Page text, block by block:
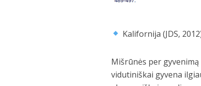
Kalifornija (JDS,
Mišrūnės per
vidutiniškai gyvena